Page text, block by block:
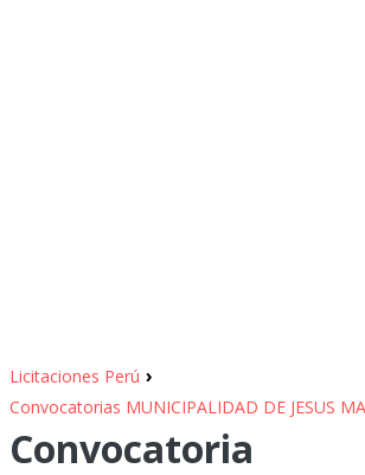
Licitaciones Perú ›
Convocatorias MUNICIPALIDAD DE JESUS
Convocatoria